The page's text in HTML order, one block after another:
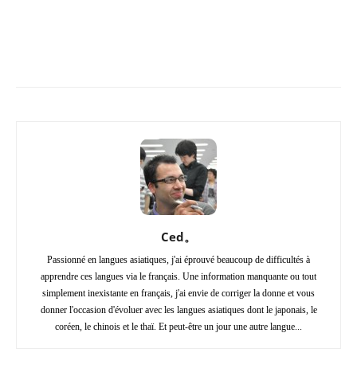
Ced。
Passionné en langues asiatiques, j'ai éprouvé beaucoup de difficultés à
apprendre ces langues via le français. Une information manquante ou tout
simplement inexistante en français, j'ai envie de corriger la donne et vous
donner l'occasion d'évoluer avec les langues asiatiques dont le japonais, le
coréen, le chinois et le thaï. Et peut-être un jour une autre langue...